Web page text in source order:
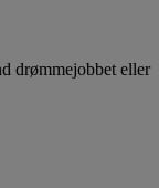
drømmejobbet eller